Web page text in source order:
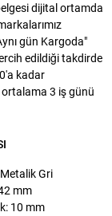
dijital ortamda
gün Kargoda"
edildiği takdirde
kadar
3 iş günü
Gri
mm
10 mm